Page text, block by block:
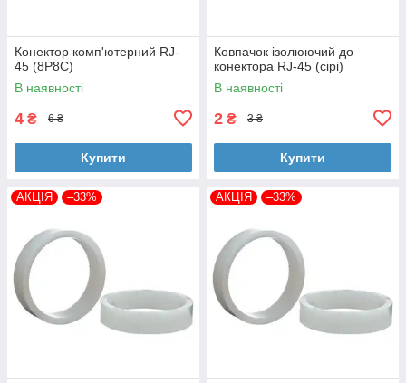
Конектор комп'ютерний RJ-
45 (8P8C)
В наявності
4 ₴ 6 ₴
Купити
Ковпачок ізолюючий до
конектора RJ-45 (сірі)
В наявності
2 ₴ 3 ₴
Купити
АКЦІЯ –33% АКЦІЯ –33%